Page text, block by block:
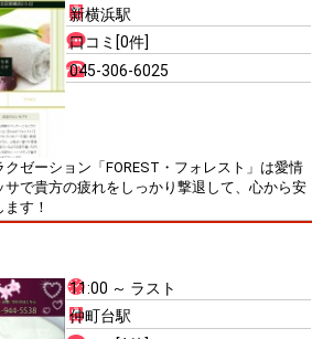
新横浜駅
口コミ[0件]
045-306-6025
ゼーション「FOREST・フォレスト」は愛情
で貴方の疲れをしっかり撃退して、心から安
す！
11:00 ～ ラスト
仲町台駅